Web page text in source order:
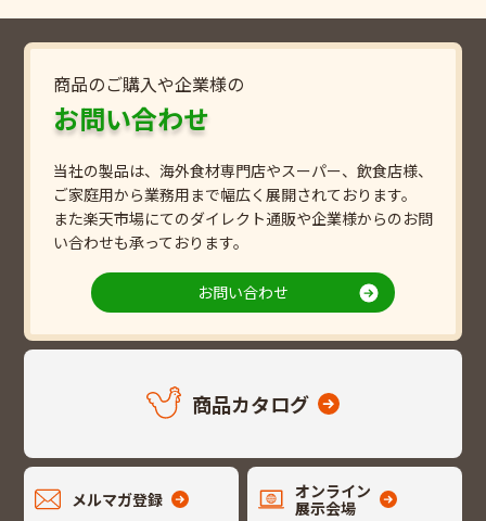
商品のご購入や企業様の
お問い合わせ
当社の製品は、海外食材専門店やスーパー、飲食店様、
ご家庭用から業務用まで幅広く展開されております。
また楽天市場にてのダイレクト通販や企業様からのお問
い合わせも承っております。
お問い合わせ
商品カタログ
メルマガ登録
オンライン
展示会場